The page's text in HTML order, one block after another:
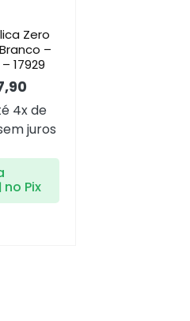
Zero
–
17929
4x de
juros
no Pix